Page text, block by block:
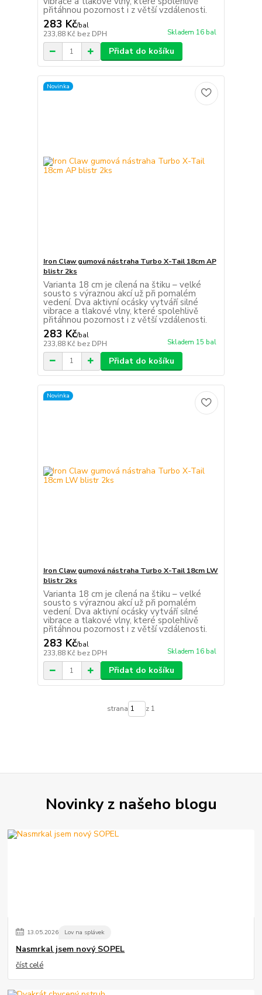
přitáhnou pozornost i z větší vzdálenosti.
283 Kč/bal
233,88 Kč bez DPH Skladem 16 bal
Přidat do košíku
Novinka
Iron Claw gumová nástraha Turbo X-Tail 18cm AP
blistr 2ks
Varianta 18 cm je cílená na štiku – velké
sousto s výraznou akcí už při pomalém
vedení. Dva aktivní ocásky vytváří silné
vibrace a tlakové vlny, které spolehlivě
přitáhnou pozornost i z větší vzdálenosti.
283 Kč/bal
233,88 Kč bez DPH Skladem 15 bal
Přidat do košíku
Novinka
Iron Claw gumová nástraha Turbo X-Tail 18cm LW
blistr 2ks
Varianta 18 cm je cílená na štiku – velké
sousto s výraznou akcí už při pomalém
vedení. Dva aktivní ocásky vytváří silné
vibrace a tlakové vlny, které spolehlivě
přitáhnou pozornost i z větší vzdálenosti.
283 Kč/bal
233,88 Kč bez DPH Skladem 16 bal
Přidat do košíku
strana z 1
Novinky z našeho blogu
13.05.2026 Lov na splávek
Nasmrkal jsem nový SOPEL
číst celé